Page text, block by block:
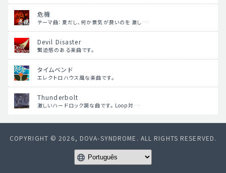
危機
テーマ曲：夏だし、何か景気が良いのを 激し…
Devil Disaster
緊迫感のある楽曲です。
タイムベンド
エレクトロハウス風な楽曲です。
Thunderbolt
激しいハードロック調な曲です。 Loop対…
COPYRIGHT © 2026, DOVA-SYNDROME. ALL RIGHTS RESERVED.